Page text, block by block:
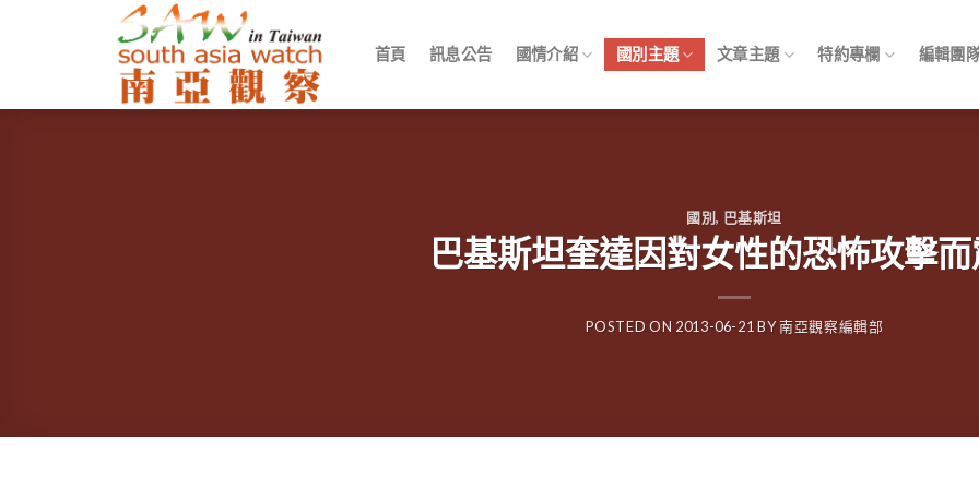
首頁 訊息公告 國情介紹 國別主題 文章主題 特約專欄 編輯團
國別, 巴基斯坦
巴基斯坦奎達因對女性的恐怖攻擊
POSTED ON 2013-06-21 BY南亞觀察編輯部